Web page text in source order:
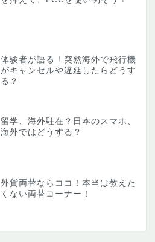
体験者が語る！突然海外で飛行機
がキャンセルや遅延したらどうす
る？
留学、海外駐在？日本のスマホ、
海外ではどうする？
外貨両替ならココ！本当は教えた
くない両替コーナー！